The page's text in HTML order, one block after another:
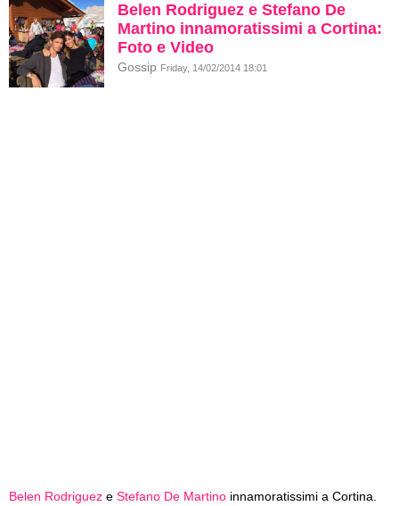
Belen Rodriguez e Stefano De
Martino innamoratissimi a Cortina:
Foto e Video
Gossip Friday, 14/02/2014 18:01
Belen Rodriguez e Stefano De Martino innamoratissimi a Cortina.